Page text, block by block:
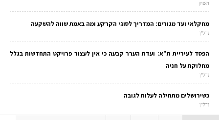
השוק
מחקלאי ועד מגורים: המדריך לסוגי הקרקע ומה באמת שווה להשקעה
נדל"ן
הפסד לעיריית ת"א: ועדת הערר קבעה כי אין לעצור פרויקט התחדשות בגלל
מחלוקת על חניה
נדל"ן
כשירושלים מתחילה לעלות לגובה
נדל"ן